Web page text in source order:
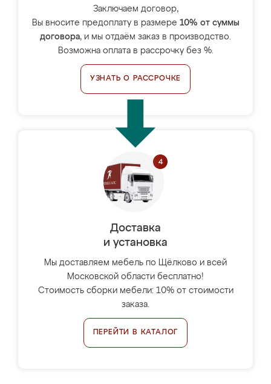
Заключаем договор,
Вы вносите предоплату в размере 10% от суммы
договора, и мы отдаём заказ в производство.
Возможна оплата в рассрочку без %.
УЗНАТЬ О РАССРОЧКЕ
Доставка
и установка
Мы доставляем мебель по Щёлково и всей
Московской области бесплатно!
Стоимость сборки мебели: 10% от стоимости
заказа.
ПЕРЕЙТИ В КАТАЛОГ